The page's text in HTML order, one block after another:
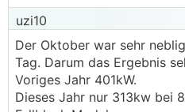
uzi10
Der Oktober war sehr
Tag. Darum das Ergebnis
Voriges Jahr 401kW.
Dieses Jahr nur 313kw bei